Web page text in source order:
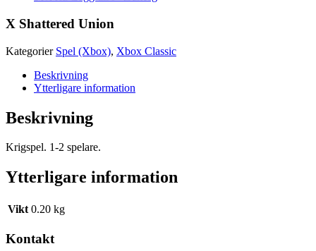
X Shattered Union
Kategorier Spel (Xbox), Xbox Classic
Beskrivning
Ytterligare information
Beskrivning
Krigspel. 1-2 spelare.
Ytterligare information
Vikt 0.20 kg
Kontakt